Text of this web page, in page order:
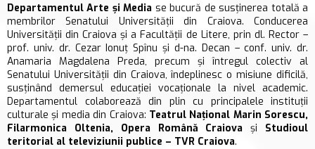
Departamentul Arte și Media se bucură de susținerea totală a
membrilor Senatului Universității din Craiova. Conducerea
Universității din Craiova și a Facultății de Litere, prin dl. Rector –
prof. univ. dr. Cezar Ionuţ Spînu și d-na. Decan – conf. univ. dr.
Anamaria Magdalena Preda, precum și întregul colectiv al
Senatului Universității din Craiova, îndeplinesc o misiune dificilă,
susținând demersul educației vocaționale la nivel academic.
Departamentul colaborează din plin cu principalele instituții
culturale și media din Craiova: Teatrul Național Marin Sorescu,
Filarmonica Oltenia, Opera Română Craiova și Studioul
teritorial al televiziunii publice – TVR Craiova.